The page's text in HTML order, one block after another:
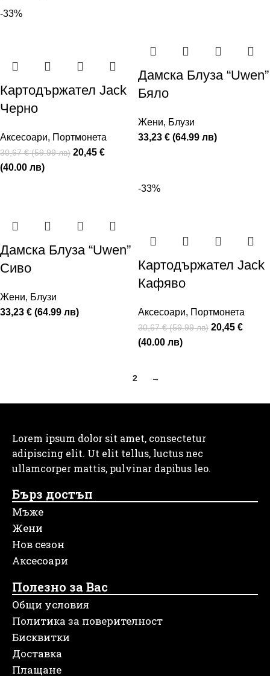
-33%
Картодържател Jack
Черно
Аксесоари, Портмонета
30,67 € (59.99 лв) 20,45 €
(40.00 лв)
Дамска Блуза “Uwen”
Бяло
Жени, Блузи
33,23 € (64.99 лв)
Дамска Блуза “Uwen”
Сиво
Жени, Блузи
33,23 € (64.99 лв)
-33%
Картодържател Jack
Кафяво
Аксесоари, Портмонета
30,67 € (59.99 лв) 20,45 €
(40.00 лв)
2 →
Lorem ipsum dolor sit amet, consectetur
adipiscing elit. Ut elit tellus, luctus nec
ullamcorper mattis, pulvinar dapibus leo.
Бърз достъп
Мъже
Жени
Нов сезон
Аксесоари
Полезно за Вас
Общи условия
Политика за поверителност
Бисквитки
Доставка
Плащане